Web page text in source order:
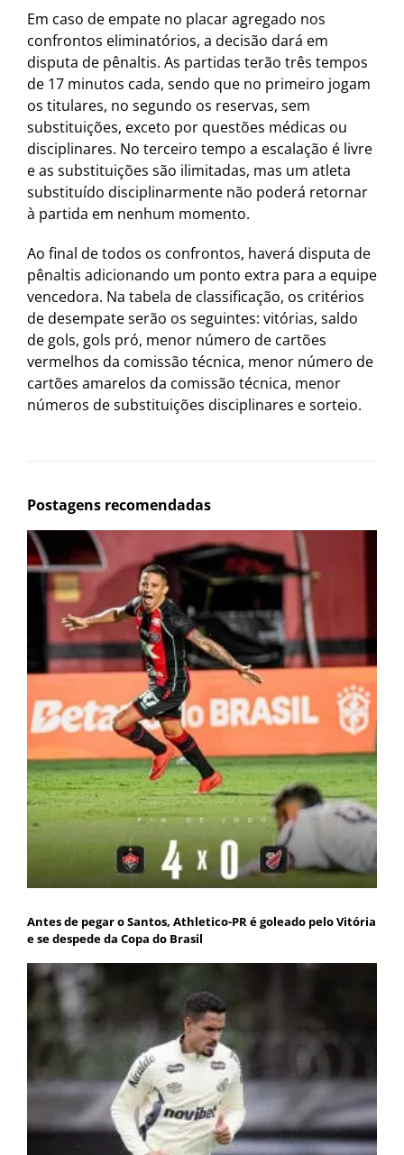
Em caso de empate no placar agregado nos
confrontos eliminatórios, a decisão dará em
disputa de pênaltis. As partidas terão três tempos
de 17 minutos cada, sendo que no primeiro jogam
os titulares, no segundo os reservas, sem
substituições, exceto por questões médicas ou
disciplinares. No terceiro tempo a escalação é livre
e as substituições são ilimitadas, mas um atleta
substituído disciplinarmente não poderá retornar
à partida em nenhum momento.
Ao final de todos os confrontos, haverá disputa de
pênaltis adicionando um ponto extra para a equipe
vencedora. Na tabela de classificação, os critérios
de desempate serão os seguintes: vitórias, saldo
de gols, gols pró, menor número de cartões
vermelhos da comissão técnica, menor número de
cartões amarelos da comissão técnica, menor
números de substituições disciplinares e sorteio.
Postagens recomendadas
Antes de pegar o Santos, Athletico-PR é goleado pelo Vitória
e se despede da Copa do Brasil